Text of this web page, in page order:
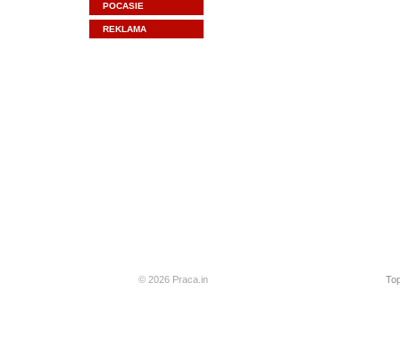
POCASIE
REKLAMA
© 2026 Praca.in